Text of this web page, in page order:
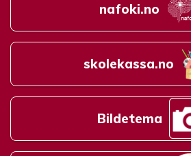
nafoki.no
skolekassa.no
Bildetema